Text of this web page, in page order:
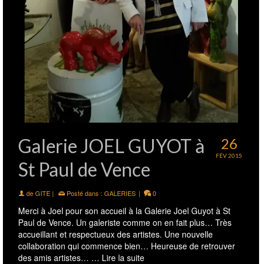
26
FÉV 2015
Galerie JOEL GUYOT à
St Paul de Vence
deGITE | Posté dans : GALERIES | 0
Merci à Joel pour son accueil à la Galerie Joel Guyot à St
Paul de Vence. Un galeriste comme on en fait plus… Très
accueillant et respectueux des artistes. Une nouvelle
collaboration qui commence bien… Heureuse de retrouver
des amis artistes… … Lire la suite